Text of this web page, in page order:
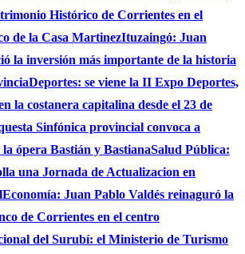
Histórico de Corrientes en el
de la Casa MartinezItuzaingó: Juan
la inversión más importante de la historia
Deportes: se viene la II Expo Deportes,
la costanera capitalina desde el 23 de
Sinfónica provincial convoca a
ópera Bastián y BastianaSalud Pública:
una Jornada de Actualizacion en
Economía: Juan Pablo Valdés reinaguró la
de Corrientes en el centro
del Surubí: el Ministerio de Turismo